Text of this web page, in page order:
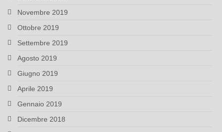
Novembre 2019
Ottobre 2019
Settembre 2019
Agosto 2019
Giugno 2019
Aprile 2019
Gennaio 2019
Dicembre 2018